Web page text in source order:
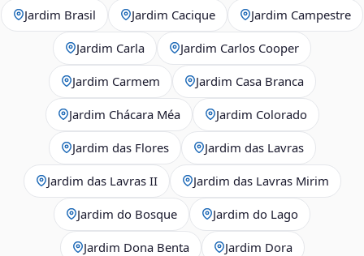
Jardim Brasil Jardim Cacique Jardim Campestre
Jardim Carla Jardim Carlos Cooper
Jardim Carmem Jardim Casa Branca
Jardim Chácara Méa Jardim Colorado
Jardim das Flores Jardim das Lavras
Jardim das Lavras II Jardim das Lavras Mirim
Jardim do Bosque Jardim do Lago
Jardim Dona Benta Jardim Dora